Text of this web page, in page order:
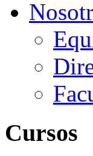
Cursos